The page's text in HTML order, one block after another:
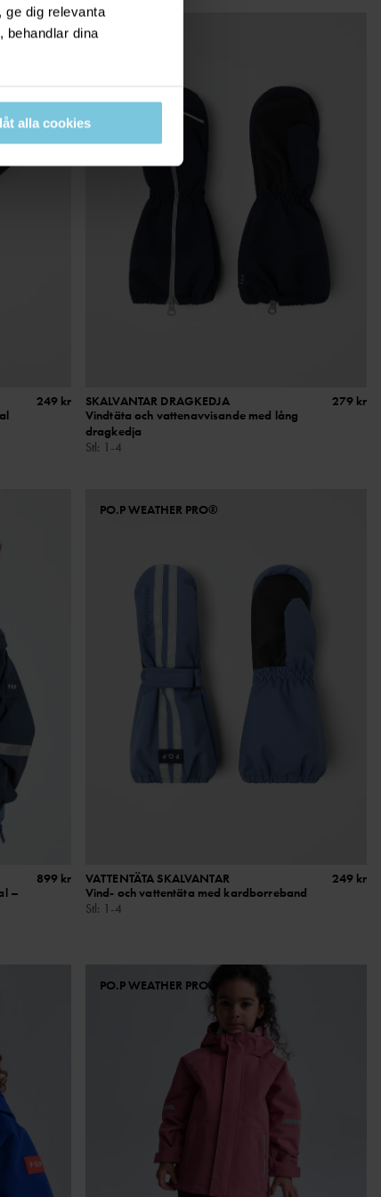
ge dig relevanta
behandlar dina
alla cookies
249 kr
SKALVANTAR DRAGKEDJA
Vindtäta och vattenavvisande med lång
dragkedja
Stl : 1-4
279 kr
–
899 kr
PO.P WEATHER PRO®
VATTENTÄTA SKALVANTAR
Vind- och vattentäta med kardborreband
Stl: 1-4
249 kr
PO.P WEATHER PRO®